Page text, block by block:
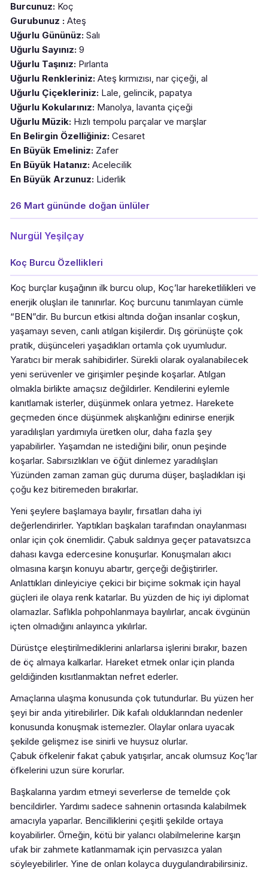
Burcunuz: Koç
Gurubunuz : Ateş
Uğurlu Gününüz: Salı
Uğurlu Sayınız: 9
Uğurlu Taşınız: Pırlanta
Uğurlu Renkleriniz: Ateş kırmızısı, nar çiçeği, al
Uğurlu Çiçekleriniz: Lale, gelincik, papatya
Uğurlu Kokularınız: Manolya, lavanta çiçeği
Uğurlu Müzik: Hızlı tempolu parçalar ve marşlar
En Belirgin Özelliğiniz: Cesaret
En Büyük Emeliniz: Zafer
En Büyük Hatanız: Acelecilik
En Büyük Arzunuz: Liderlik
26 Mart gününde doğan ünlüler
Nurgül Yeşilçay
Koç Burcu Özellikleri
Koç burçlar kuşağının ilk burcu olup, Koç’lar hareketlilikleri ve
enerjik oluşları ile tanınırlar. Koç burcunu tanımlayan cümle
“BEN”dir. Bu burcun etkisi altında doğan insanlar coşkun,
yaşamayı seven, canlı atılgan kişilerdir. Dış görünüşte çok
pratik, düşünceleri yaşadıkları ortamla çok uyumludur.
Yaratıcı bir merak sahibidirler. Sürekli olarak oyalanabilecek
yeni serüvenler ve girişimler peşinde koşarlar. Atılgan
olmakla birlikte amaçsız değildirler. Kendilerini eylemle
kanıtlamak isterler, düşünmek onlara yetmez. Harekete
geçmeden önce düşünmek alışkanlığını edinirse enerjik
yaradılışları yardımıyla üretken olur, daha fazla şey
yapabilirler. Yaşamdan ne istediğini bilir, onun peşinde
koşarlar. Sabırsızlıkları ve öğüt dinlemez yaradılışları
Yüzünden zaman zaman güç duruma düşer, başladıkları işi
çoğu kez bitiremeden bırakırlar.
Yeni şeylere başlamaya bayılır, fırsatları daha iyi
değerlendirirler. Yaptıkları başkaları tarafından onaylanması
onlar için çok önemlidir. Çabuk saldırıya geçer patavatsızca
dahası kavga edercesine konuşurlar. Konuşmaları akıcı
olmasına karşın konuyu abartır, gerçeği değiştirirler.
Anlattıkları dinleyiciye çekici bir biçime sokmak için hayal
güçleri ile olaya renk katarlar. Bu yüzden de hiç iyi diplomat
olamazlar. Saflıkla pohpohlanmaya bayılırlar, ancak övgünün
içten olmadığını anlayınca yıkılırlar.
Dürüstçe eleştirilmediklerini anlarlarsa işlerini bırakır, bazen
de öç almaya kalkarlar. Hareket etmek onlar için planda
geldiğinden kısıtlanmaktan nefret ederler.
Amaçlarına ulaşma konusunda çok tutundurlar. Bu yüzen her
şeyi bir anda yitirebilirler. Dik kafalı olduklarından nedenler
konusunda konuşmak istemezler. Olaylar onlara uyacak
şekilde gelişmez ise sinirli ve huysuz olurlar.
Çabuk öfkelenir fakat çabuk yatışırlar, ancak olumsuz Koç’lar
öfkelerini uzun süre korurlar.
Başkalarına yardım etmeyi severlerse de temelde çok
bencildirler. Yardımı sadece sahnenin ortasında kalabilmek
amacıyla yaparlar. Bencilliklerini çeşitli şekilde ortaya
koyabilirler. Örneğin, kötü bir yalancı olabilmelerine karşın
ufak bir zahmete katlanmamak için pervasızca yalan
söyleyebilirler. Yine de onları kolayca duygulandırabilirsiniz.